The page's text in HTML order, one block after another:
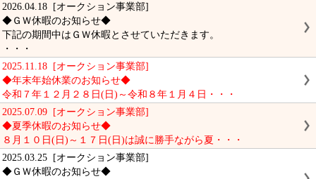
2026.04.18 [オークション事業部]
◆ＧＷ休暇のお知らせ◆
下記の期間中はＧＷ休暇とさせていただきます。
・・・
2025.11.18 [オークション事業部]
◆年末年始休業のお知らせ◆
令和７年１２月２８日(日)～令和８年１月４日・・・
2025.07.09 [オークション事業部]
◆夏季休暇のお知らせ◆
８月１０日(日)～１７日(日)は誠に勝手ながら夏・・・
2025.03.25 [オークション事業部]
◆ＧＷ休暇のお知らせ◆